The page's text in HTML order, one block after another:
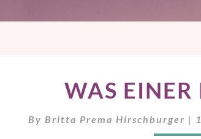
WAS
By Britta Prema Hirschburger |